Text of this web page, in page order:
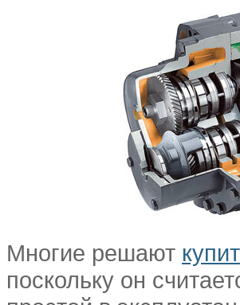
Многие решают
поскольку он